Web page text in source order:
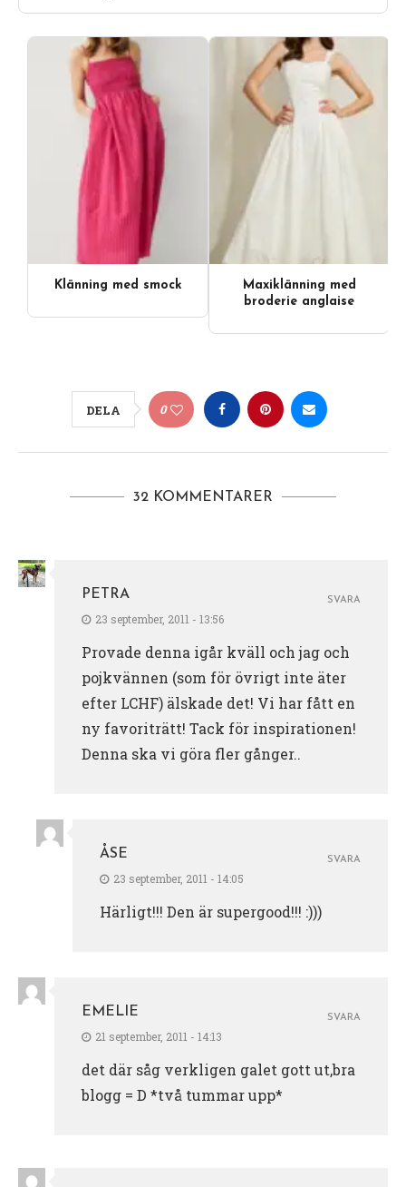
Klänning med smock
Maxiklänning med
broderie anglaise
DELA 0
32 KOMMENTARER
PETRA
23 september, 2011 - 13:56
Provade denna igår kväll och jag och
pojkvännen (som för övrigt inte äter
efter LCHF) älskade det! Vi har fått en
ny favoriträtt! Tack för inspirationen!
Denna ska vi göra fler gånger..
SVARA
ÅSE
23 september, 2011 - 14:05
Härligt!!! Den är supergood!!! :)))
SVARA
EMELIE
21 september, 2011 - 14:13
det där såg verkligen galet gott ut,bra
blogg = D *två tummar upp*
SVARA